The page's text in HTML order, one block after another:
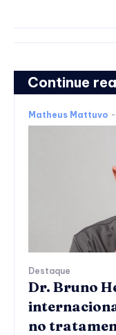
Continue
Matheus Mattuvo -
Destaque
Dr. Bruno
no